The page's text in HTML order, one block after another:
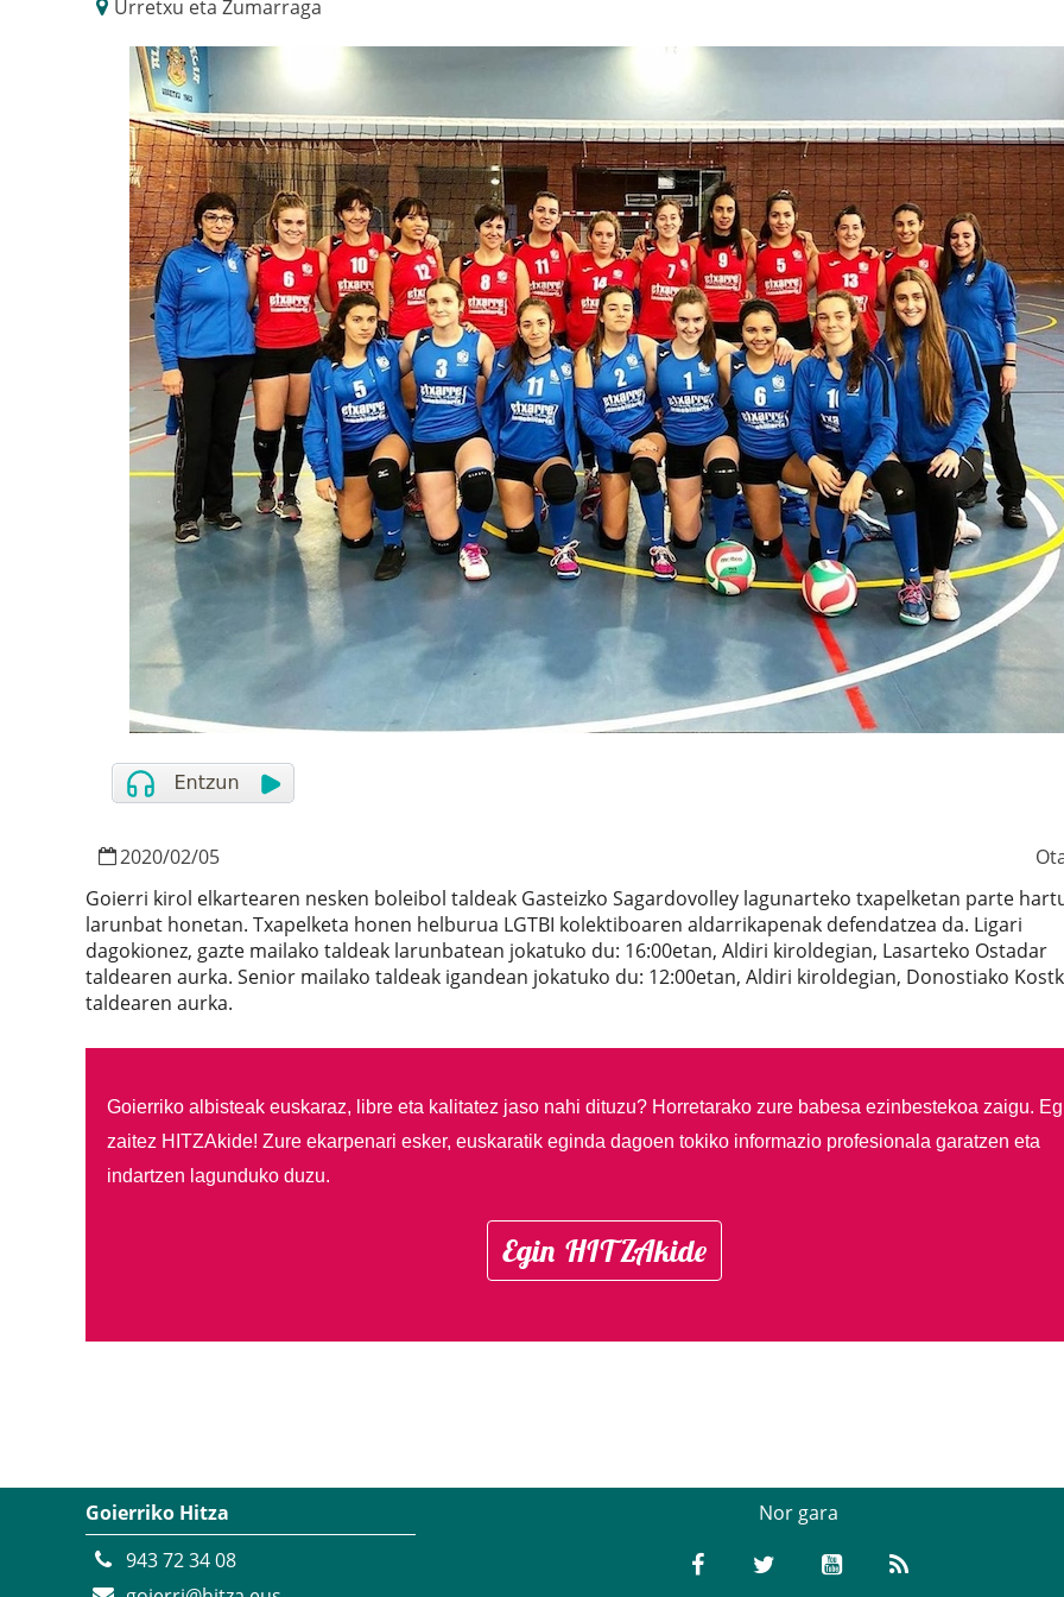
Urretxu eta Zumarraga
2020/02/05
Goierri kirol elkartearen nesken boleibol taldeak Gasteizko Sagardovolley lagunarteko txapelketan parte
larunbat honetan. Txapelketa honen helburua LGTBI kolektiboaren aldarrikapenak defendatzea da. Ligari
dagokionez, gazte mailako taldeak larunbatean jokatuko du: 16:00etan, Aldiri kiroldegian, Lasarteko Ostadar
taldearen aurka. Senior mailako taldeak igandean jokatuko du: 12:00etan, Aldiri kiroldegian, Donostiako
taldearen aurka.
Goierriko albisteak euskaraz, libre eta kalitatez jaso nahi dituzu? Horretarako zure babesa ezinbestekoa zaigu.
zaitez HITZAkide! Zure ekarpenari esker, euskaratik eginda dagoen tokiko informazio profesionala garatzen eta
indartzen lagunduko duzu.
Egin HITZAkide
Goierriko Hitza
943 72 34 08
Nor gara